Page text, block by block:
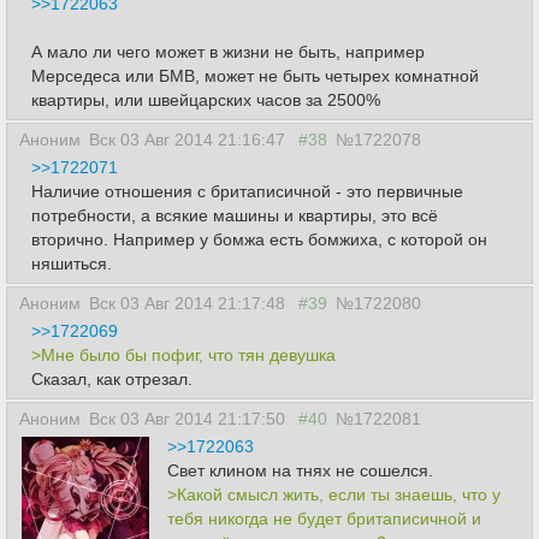
А мало ли чего может в жизни не быть, например
Мерседеса или БМВ, может не быть четырех комнатной
квартиры, или швейцарских часов за 2500%
Аноним Вск 03 Авг 2014 21:16:47 #38 №1722078
>>1722071
Наличие отношения с бpитаписичной - это первичные
потребности, а всякие машины и квартиры, это всё
вторично. Например у бомжа есть бомжиха, с которой он
няшиться.
Аноним Вск 03 Авг 2014 21:17:48 #39 №1722080
>>1722069
>Мне было бы пофиг, что тян девушка
Сказал, как отрезал.
Аноним Вск 03 Авг 2014 21:17:50 #40 №1722081
>>1722063
Свет клином на тнях не сошелся.
>Какой смысл жить, если ты знаешь, что у
тебя никогда не будет бpитaписичной и